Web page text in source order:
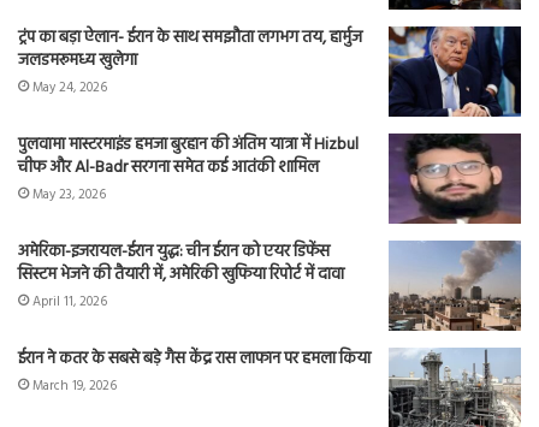
ट्रंप का बड़ा ऐलान- ईरान के साथ समझौता लगभग तय, हार्मुज
जलडमरूमध्य खुलेगा
May 24, 2026
पुलवामा मास्टरमाइंड हमजा बुरहान की अंतिम यात्रा में Hizbul
चीफ और Al-Badr सरगना समेत कई आतंकी शामिल
May 23, 2026
अमेरिका-इजरायल-ईरान युद्ध: चीन ईरान को एयर डिफेंस
सिस्टम भेजने की तैयारी में, अमेरिकी खुफिया रिपोर्ट में दावा
April 11, 2026
ईरान ने कतर के सबसे बड़े गैस केंद्र रास लाफान पर हमला किया
March 19, 2026